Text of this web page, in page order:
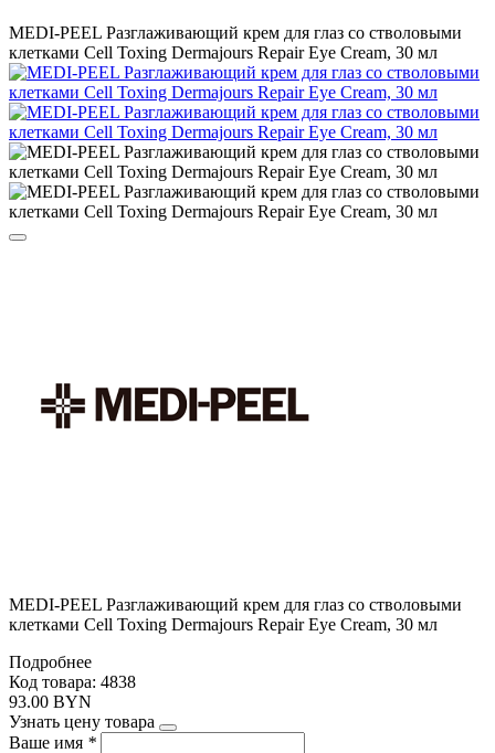
MEDI-PEEL Разглаживающий крем для глаз со стволовыми
клетками Cell Toxing Dermajours Repair Eye Cream, 30 мл
MEDI-PEEL Разглаживающий крем для глаз со стволовыми
клетками Cell Toxing Dermajours Repair Eye Cream, 30 мл
Подробнее
Код товара: 4838
93.00 BYN
Узнать цену товара
Ваше имя *